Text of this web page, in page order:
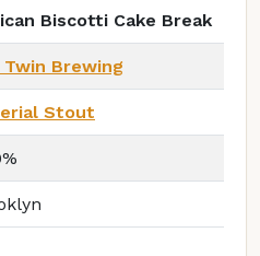
Biscotti Cake Break
Twin Brewing
Stout